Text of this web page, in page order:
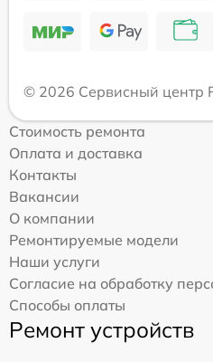
© 2026 Сервисный центр
Стоимость ремонта
Оплата и доставка
Контакты
Вакансии
О компании
Ремонтируемые модели
Наши услуги
Согласие на обработку
Способы оплаты
Ремонт устройств